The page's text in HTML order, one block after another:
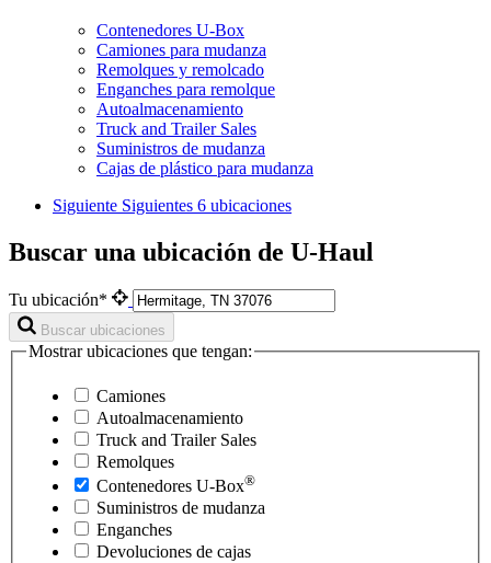
Contenedores U-Box
Camiones para mudanza
Remolques y remolcado
Enganches para remolque
Autoalmacenamiento
Truck and Trailer Sales
Suministros de mudanza
Cajas de plástico para mudanza
Siguiente Siguientes 6 ubicaciones
Buscar una ubicación de U-Haul
Tu ubicación*
Buscar ubicaciones
Mostrar ubicaciones que tengan:
Camiones
Autoalmacenamiento
Truck and Trailer Sales
Remolques
Contenedores U-Box®
Suministros de mudanza
Enganches
Devoluciones de cajas